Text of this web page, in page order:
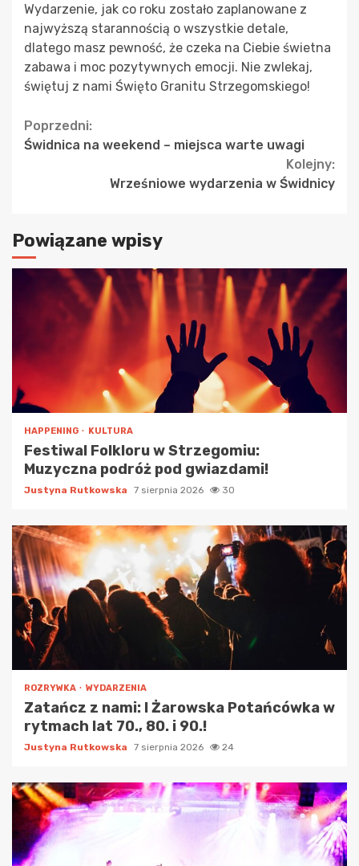
Wydarzenie, jak co roku zostało zaplanowane z
najwyższą starannością o wszystkie detale,
dlatego masz pewność, że czeka na Ciebie świetna
zabawa i moc pozytywnych emocji. Nie zwlekaj,
świętuj z nami Święto Granitu Strzegomskiego!
Continue
Poprzedni:
Świdnica na weekend – miejsca warte uwagi
Kolejny:
Wrześniowe wydarzenia w Świdnicy
Powiązane wpisy
HAPPENING KULTURA
Festiwal Folkloru w Strzegomiu:
Muzyczna podróż pod gwiazdami!
Justyna Rutkowska 7 sierpnia 2026 30
ROZRYWKA WYDARZENIA
Zatańcz z nami: I Żarowska Potańcówka w
rytmach lat 70., 80. i 90.!
Justyna Rutkowska 7 sierpnia 2026 24